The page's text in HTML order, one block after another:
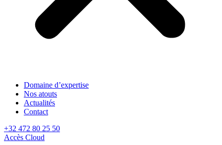
Domaine d’expertise
Nos atouts
Actualités
Contact
+32 472 80 25 50
Accès Cloud